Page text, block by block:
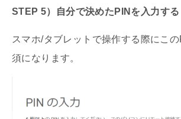
STEP 5）自分で決めたPINを入力する
スマホ/タブレットで操作する際にこ
須になります。